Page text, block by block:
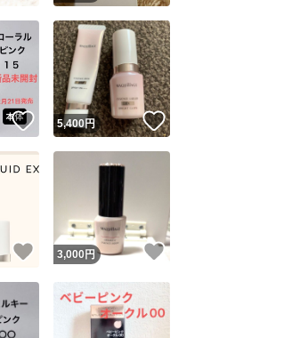
いいね！
5,400 円 いいね！
いいね！
3,000 円 いいね！